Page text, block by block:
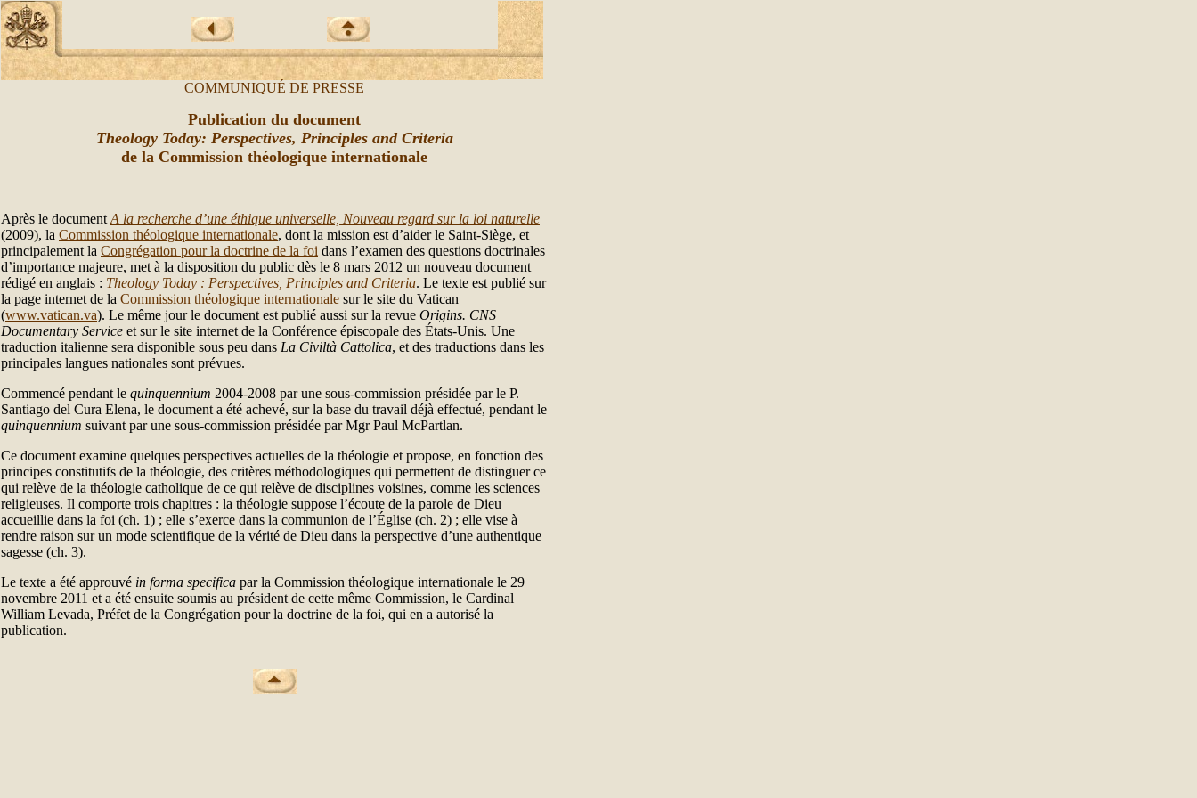
COMMUNIQUÉ DE PRESSE
Publication du document
Theology Today: Perspectives, Principles and Criteria
de la Commission théologique internationale
Après le document A la recherche d’une éthique universelle, Nouveau regard sur la loi naturelle
(2009), la Commission théologique internationale, dont la mission est d’aider le Saint-Siège, et
principalement la Congrégation pour la doctrine de la foi dans l’examen des questions doctrinales
d’importance majeure, met à la disposition du public dès le 8 mars 2012 un nouveau document
rédigé en anglais : Theology Today : Perspectives, Principles and Criteria. Le texte est publié sur
la page internet de la Commission théologique internationale sur le site du Vatican
(www.vatican.va). Le même jour le document est publié aussi sur la revue Origins. CNS
Documentary Service et sur le site internet de la Conférence épiscopale des États-Unis. Une
traduction italienne sera disponible sous peu dans La Civiltà Cattolica, et des traductions dans les
principales langues nationales sont prévues.
Commencé pendant le quinquennium 2004-2008 par une sous-commission présidée par le P.
Santiago del Cura Elena, le document a été achevé, sur la base du travail déjà effectué, pendant le
quinquennium suivant par une sous-commission présidée par Mgr Paul McPartlan.
Ce document examine quelques perspectives actuelles de la théologie et propose, en fonction des
principes constitutifs de la théologie, des critères méthodologiques qui permettent de distinguer ce
qui relève de la théologie catholique de ce qui relève de disciplines voisines, comme les sciences
religieuses. Il comporte trois chapitres : la théologie suppose l’écoute de la parole de Dieu
accueillie dans la foi (ch. 1) ; elle s’exerce dans la communion de l’Église (ch. 2) ; elle vise à
rendre raison sur un mode scientifique de la vérité de Dieu dans la perspective d’une authentique
sagesse (ch. 3).
Le texte a été approuvé in forma specifica par la Commission théologique internationale le 29
novembre 2011 et a été ensuite soumis au président de cette même Commission, le Cardinal
William Levada, Préfet de la Congrégation pour la doctrine de la foi, qui en a autorisé la
publication.